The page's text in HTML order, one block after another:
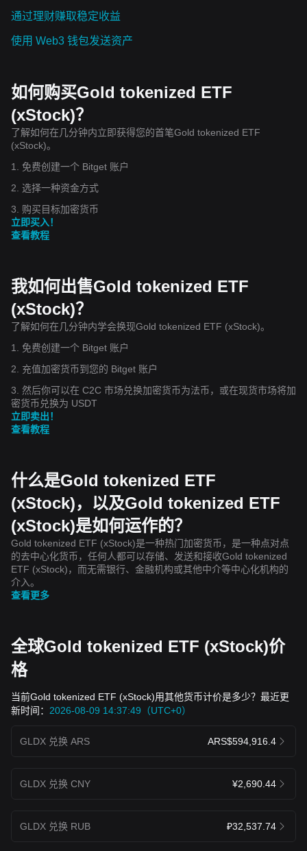
通过理财赚取稳定收益
使用 Web3 钱包发送资产
如何购买Gold tokenized ETF
(xStock)？
了解如何在几分钟内立即获得您的首笔Gold tokenized ETF
(xStock)。
1. 免费创建一个 Bitget 账户
2. 选择一种资金方式
3. 购买目标加密货币
立即买入！
查看教程
我如何出售Gold tokenized ETF
(xStock)？
了解如何在几分钟内学会换现Gold tokenized ETF (xStock)。
1. 免费创建一个 Bitget 账户
2. 充值加密货币到您的 Bitget 账户
3. 然后你可以在 C2C 市场兑换加密货币为法币，或在现货市场将加
密货币兑换为 USDT
立即卖出！
查看教程
什么是Gold tokenized ETF
(xStock)，以及Gold tokenized ETF
(xStock)是如何运作的？
Gold tokenized ETF (xStock)是一种热门加密货币，是一种点对点
的去中心化货币，任何人都可以存储、发送和接收Gold tokenized
ETF (xStock)，而无需银行、金融机构或其他中介等中心化机构的
介入。
查看更多
全球Gold tokenized ETF (xStock)价
格
当前Gold tokenized ETF (xStock)用其他货币计价是多少？最近更
新时间： 2026-08-09 14:37:49（UTC+0）
GLDX 兑换 ARS ARS$594,916.4
GLDX 兑换 CNY ¥2,690.44
GLDX 兑换 RUB ₽32,537.74